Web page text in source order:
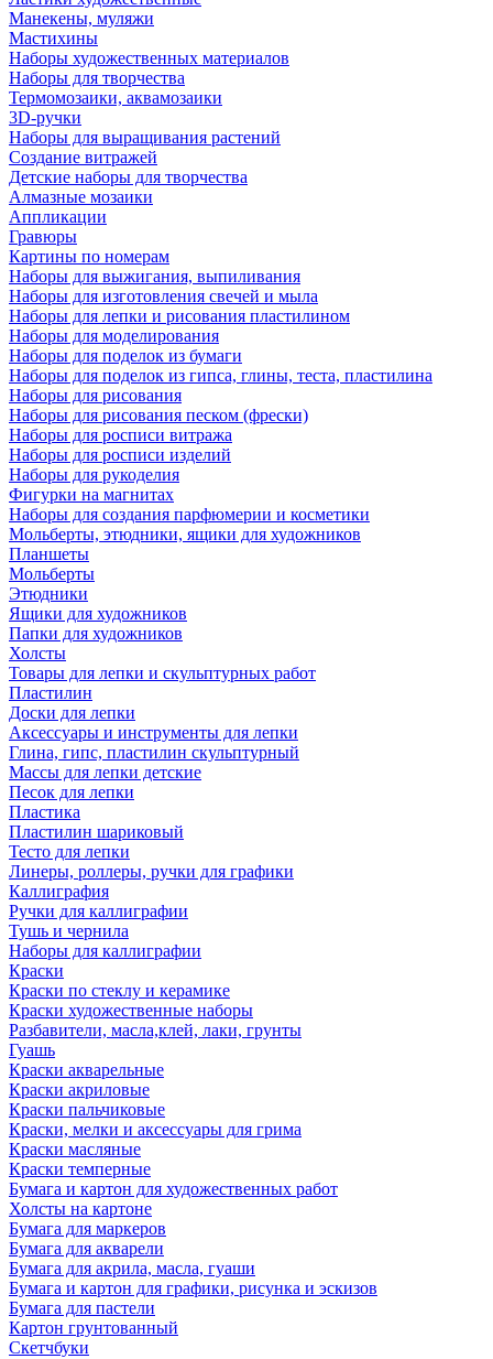
Манекены, муляжи
Мастихины
Наборы художественных материалов
Наборы для творчества
Термомозаики, аквамозаики
3D-ручки
Наборы для выращивания растений
Создание витражей
Детские наборы для творчества
Алмазные мозаики
Аппликации
Гравюры
Картины по номерам
Наборы для выжигания, выпиливания
Наборы для изготовления свечей и мыла
Наборы для лепки и рисования пластилином
Наборы для моделирования
Наборы для поделок из бумаги
Наборы для поделок из гипса, глины, теста, пластилина
Наборы для рисования
Наборы для рисования песком (фрески)
Наборы для росписи витража
Наборы для росписи изделий
Наборы для рукоделия
Фигурки на магнитах
Наборы для создания парфюмерии и косметики
Мольберты, этюдники, ящики для художников
Планшеты
Мольберты
Этюдники
Ящики для художников
Папки для художников
Холсты
Товары для лепки и скульптурных работ
Пластилин
Доски для лепки
Аксессуары и инструменты для лепки
Глина, гипс, пластилин скульптурный
Массы для лепки детские
Песок для лепки
Пластика
Пластилин шариковый
Тесто для лепки
Линеры, роллеры, ручки для графики
Каллиграфия
Ручки для каллиграфии
Тушь и чернила
Наборы для каллиграфии
Краски
Краски по стеклу и керамике
Краски художественные наборы
Разбавители, масла,клей, лаки, грунты
Гуашь
Краски акварельные
Краски акриловые
Краски пальчиковые
Краски, мелки и аксессуары для грима
Краски масляные
Краски темперные
Бумага и картон для художественных работ
Холсты на картоне
Бумага для маркеров
Бумага для акварели
Бумага для акрила, масла, гуаши
Бумага и картон для графики, рисунка и эскизов
Бумага для пастели
Картон грунтованный
Скетчбуки